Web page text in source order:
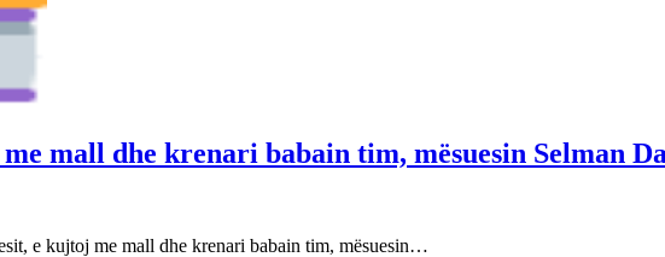
mall dhe krenari babain tim, mësuesin Selman
e kujtoj me mall dhe krenari babain tim, mësuesin…